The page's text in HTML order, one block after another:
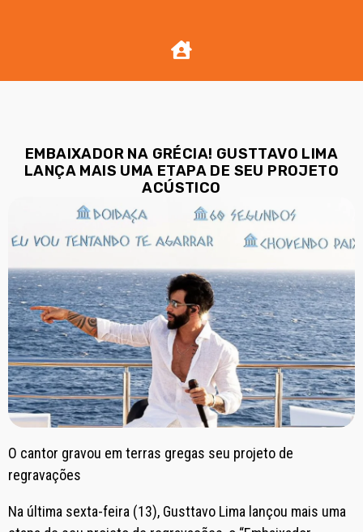
EMBAIXADOR NA GRÉCIA! GUSTTAVO LIMA
LANÇA MAIS UMA ETAPA DE SEU PROJETO
ACÚSTICO
O cantor gravou em terras gregas seu projeto de
regravações
Na última sexta-feira (13), Gusttavo Lima lançou mais uma